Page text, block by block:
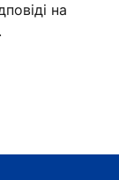
на
.